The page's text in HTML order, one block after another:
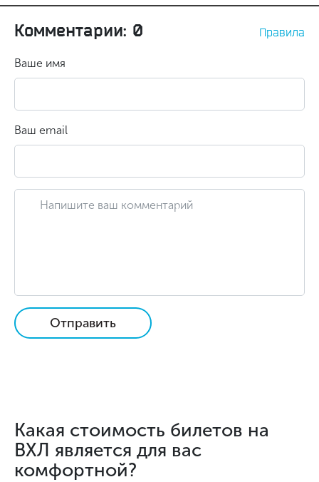
Комментарии: 0 Правила
Ваше имя
Ваш email
Отправить
Какая стоимость билетов на
ВХЛ является для вас
комфортной?